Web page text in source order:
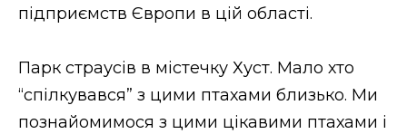
підприємств Європи в цій області.
Парк страусів в містечку Хуст. Мало хто
“спілкувався” з цими птахами близько. Ми
познайомимося з цими цікавими птахами і